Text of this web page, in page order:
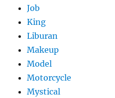
Job
King
Liburan
Makeup
Model
Motorcycle
Mystical